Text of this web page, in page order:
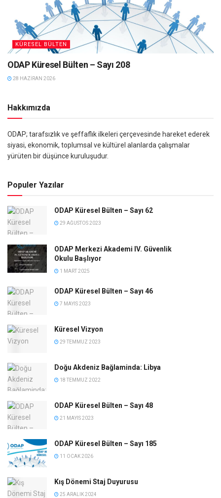
KÜRESEL BÜLTEN
ODAP Küresel Bülten – Sayı 208
28 HAZIRAN 2026
Hakkımızda
ODAP; tarafsızlık ve şeffaflık ilkeleri çerçevesinde hareket ederek
siyasi, ekonomik, toplumsal ve kültürel alanlarda çalışmalar
yürüten bir düşünce kuruluşudur.
Populer Yazılar
ODAP Küresel Bülten – Sayı 62
29 AĞUSTOS 2023
ODAP Merkezi Akademi IV. Güvenlik
Okulu Başlıyor
1 MART 2025
ODAP Küresel Bülten – Sayı 46
7 MAYIS 2023
Küresel Vizyon
29 TEMMUZ 2023
Doğu Akdeniz Bağlaminda: Libya
18 TEMMUZ 2022
ODAP Küresel Bülten – Sayı 48
21 MAYIS 2023
ODAP Küresel Bülten – Sayı 185
11 OCAK 2026
Kış Dönemi Staj Duyurusu
25 ARALIK 2024